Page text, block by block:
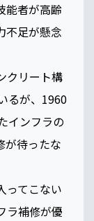
能者が高齢
不足が懸念
クリート構
るが、1960
インフラの
が待ったな
ってこない
ラ補修が優